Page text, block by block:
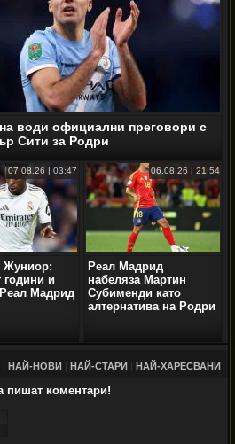
води официални преговори с
Сити за Родри
07.08.26 | 03:47
Жуниор:
и
Мадрид
06.08.26 | 21:54
Реал Мадрид
набеляза Мартин
Субименди като
алтернатива на Родри
НАЙ-НОВИ НАЙ-СТАРИ НАЙ-ХАРЕСВАНИ
пишат коментари!